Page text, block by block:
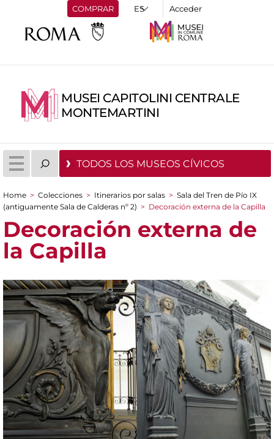
COMPRAR Acceder
MUSEI CAPITOLINI CENTRALE
MONTEMARTINI
TODOS LOS MUSEOS CÍVICOS
You are here
Home > Colecciones > Itinerarios por salas > Sala del Tren de Pío IX
(antiguamente Sala de Calderas nº 2) > Decoración externa de la Capilla
Decoración externa de
la Capilla